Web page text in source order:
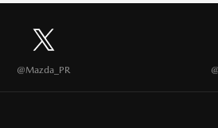
@Mazda_PR